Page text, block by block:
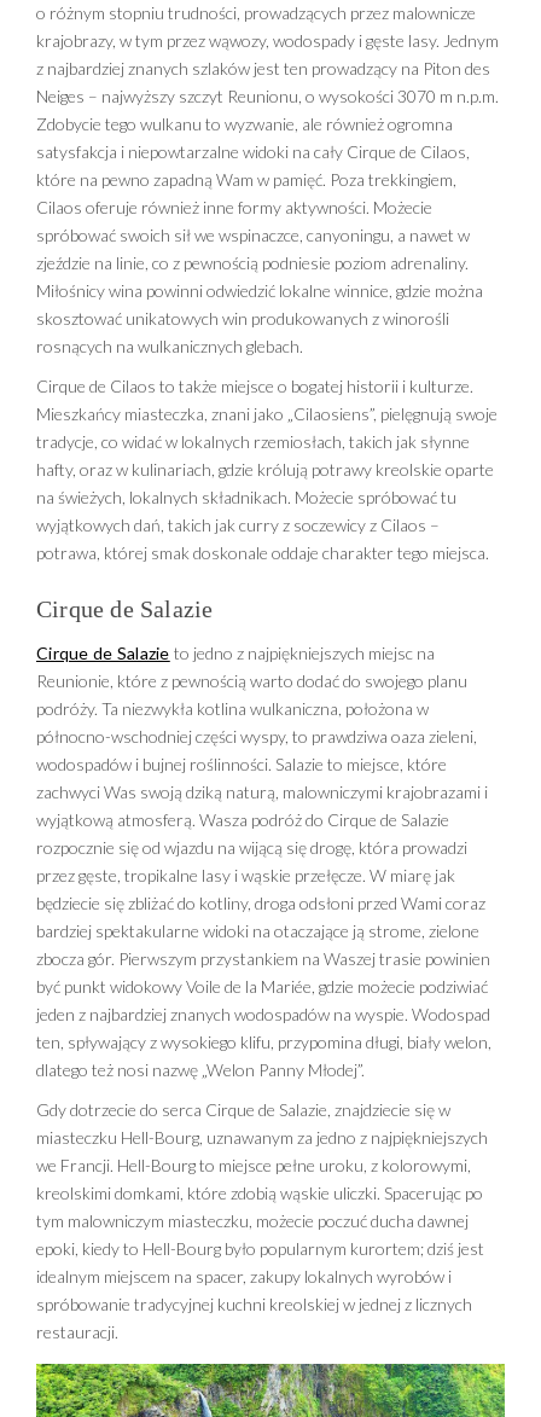
o różnym stopniu trudności, prowadzących przez malownicze
krajobrazy, w tym przez wąwozy, wodospady i gęste lasy. Jednym
z najbardziej znanych szlaków jest ten prowadzący na Piton des
Neiges – najwyższy szczyt Reunionu, o wysokości 3070 m n.p.m.
Zdobycie tego wulkanu to wyzwanie, ale również ogromna
satysfakcja i niepowtarzalne widoki na cały Cirque de Cilaos,
które na pewno zapadną Wam w pamięć. Poza trekkingiem,
Cilaos oferuje również inne formy aktywności. Możecie
spróbować swoich sił we wspinaczce, canyoningu, a nawet w
zjeździe na linie, co z pewnością podniesie poziom adrenaliny.
Miłośnicy wina powinni odwiedzić lokalne winnice, gdzie można
skosztować unikatowych win produkowanych z winorośli
rosnących na wulkanicznych glebach.
Cirque de Cilaos to także miejsce o bogatej historii i kulturze.
Mieszkańcy miasteczka, znani jako „Cilaosiens”, pielęgnują swoje
tradycje, co widać w lokalnych rzemiosłach, takich jak słynne
hafty, oraz w kulinariach, gdzie królują potrawy kreolskie oparte
na świeżych, lokalnych składnikach. Możecie spróbować tu
wyjątkowych dań, takich jak curry z soczewicy z Cilaos –
potrawa, której smak doskonale oddaje charakter tego miejsca.
Cirque de Salazie
Cirque de Salazie to jedno z najpiękniejszych miejsc na
Reunionie, które z pewnością warto dodać do swojego planu
podróży. Ta niezwykła kotlina wulkaniczna, położona w
północno-wschodniej części wyspy, to prawdziwa oaza zieleni,
wodospadów i bujnej roślinności. Salazie to miejsce, które
zachwyci Was swoją dziką naturą, malowniczymi krajobrazami i
wyjątkową atmosferą. Wasza podróż do Cirque de Salazie
rozpocznie się od wjazdu na wijącą się drogę, która prowadzi
przez gęste, tropikalne lasy i wąskie przełęcze. W miarę jak
będziecie się zbliżać do kotliny, droga odsłoni przed Wami coraz
bardziej spektakularne widoki na otaczające ją strome, zielone
zbocza gór. Pierwszym przystankiem na Waszej trasie powinien
być punkt widokowy Voile de la Mariée, gdzie możecie podziwiać
jeden z najbardziej znanych wodospadów na wyspie. Wodospad
ten, spływający z wysokiego klifu, przypomina długi, biały welon,
dlatego też nosi nazwę „Welon Panny Młodej”.
Gdy dotrzecie do serca Cirque de Salazie, znajdziecie się w
miasteczku Hell-Bourg, uznawanym za jedno z najpiękniejszych
we Francji. Hell-Bourg to miejsce pełne uroku, z kolorowymi,
kreolskimi domkami, które zdobią wąskie uliczki. Spacerując po
tym malowniczym miasteczku, możecie poczuć ducha dawnej
epoki, kiedy to Hell-Bourg było popularnym kurortem; dziś jest
idealnym miejscem na spacer, zakupy lokalnych wyrobów i
spróbowanie tradycyjnej kuchni kreolskiej w jednej z licznych
restauracji.